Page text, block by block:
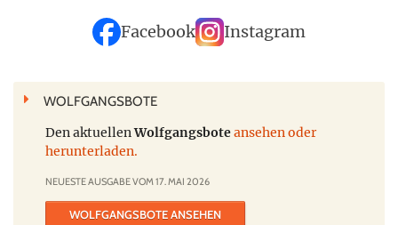
Facebook Instagram
WOLFGANGSBOTE
Den aktuellenWolfgangsboteansehen oder
herunterladen.
NEUESTE AUSGABE VOM 17. MAI 2026
WOLFGANGSBOTE ANSEHEN